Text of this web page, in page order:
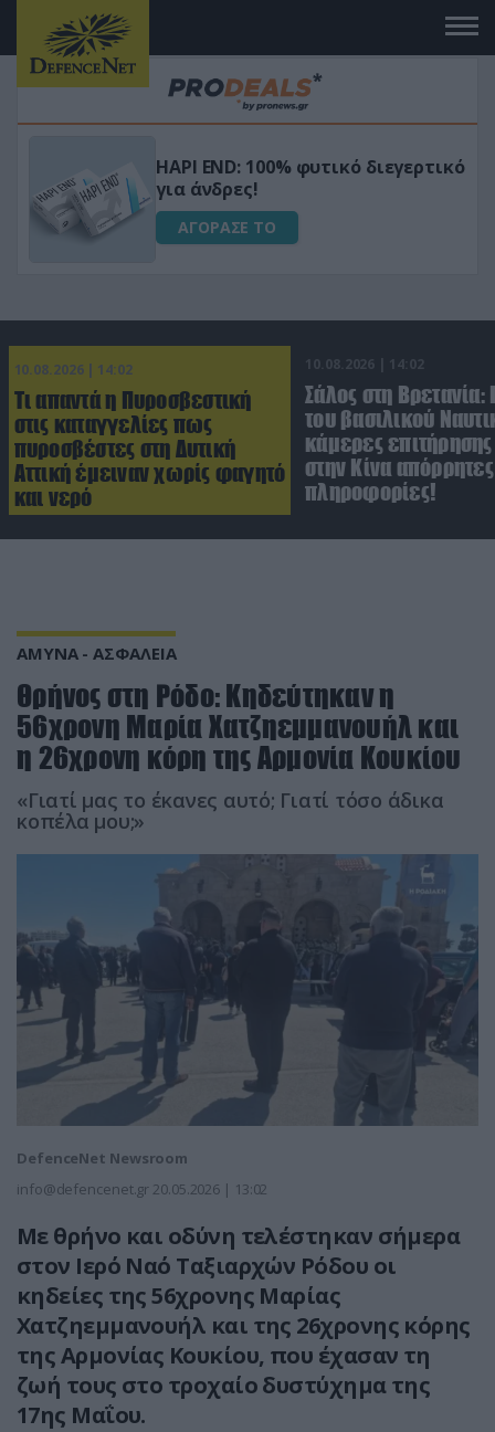
Μεταμόρφωσε τον κήπο σου με το
Ultra Box Μίνι Αλυσοπρίονο με
μπαταρία λιθίου
ΑΓΟΡΑΣΕ ΤΟ
10.08.2026 | 14:02
Τι απαντά η Πυροσβεστική
στις καταγγελίες πως
πυροσβέστες στη Δυτική
Αττική έμειναν χωρίς φαγητό
και νερό
10.08.2026 | 14:02
Σάλος στη Βρετανία:
του βασιλικού
κάμερες
στην Κίνα απόρρητες
πληροφορίες!
ΑΜΥΝΑ - ΑΣΦΑΛΕΙΑ
Θρήνος στη Ρόδο: Κηδεύτηκαν η
56χρονη Μαρία Χατζηεμμανουήλ και
η 26χρονη κόρη της Αρμονία Κουκίου
«Γιατί μας το έκανες αυτό; Γιατί τόσο άδικα
κοπέλα μου;»
DefenceNet Newsroom
info@defencenet.gr 20.05.2026 | 13:02
Με θρήνο και οδύνη τελέστηκαν σήμερα
στον Ιερό Ναό Ταξιαρχών Ρόδου οι
κηδείες της 56χρονης Μαρίας
Χατζηεμμανουήλ και της 26χρονης κόρης
της Αρμονίας Κουκίου, που έχασαν τη
ζωή τους στο τροχαίο δυστύχημα της
17ης Μαΐου.